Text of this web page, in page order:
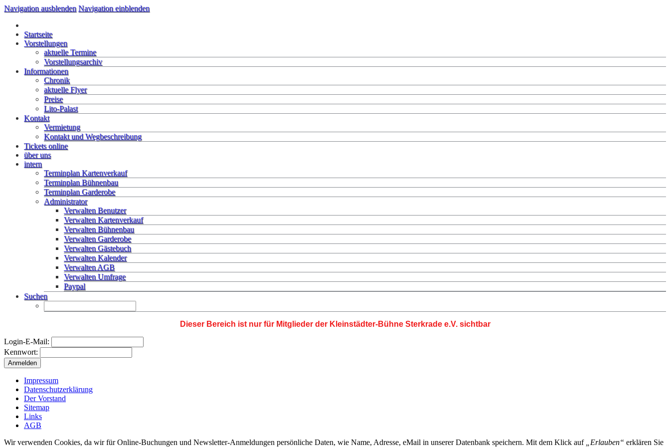
Navigation ausblenden Navigation einblenden
Startseite
Vorstellungen
aktuelle Termine
Vorstellungsarchiv
Informationen
Chronik
aktuelle Flyer
Preise
Lito-Palast
Kontakt
Vermietung
Kontakt und Wegbeschreibung
Tickets online
über uns
intern
Terminplan Kartenverkauf
Terminplan Bühnenbau
Terminplan Garderobe
Administrator
Verwalten Benutzer
Verwalten Kartenverkauf
Verwalten Bühnenbau
Verwalten Garderobe
Verwalten Gästebuch
Verwalten Kalender
Verwalten AGB
Verwalten Umfrage
Paypal
Suchen
Dieser Bereich ist nur für Mitglieder der Kleinstädter-Bühne Sterkrade e.V. sichtbar
Login-E-Mail:
Kennwort:
Impressum
Datenschutzerklärung
Der Vorstand
Sitemap
Links
AGB
Wir verwenden Cookies, da wir für Online-Buchungen und Newsletter-Anmeldungen persönliche Daten, wie Name, Adresse, eMail in unserer Datenbank speichern. Mit dem Klick auf
„Erlauben“ erklären Sie